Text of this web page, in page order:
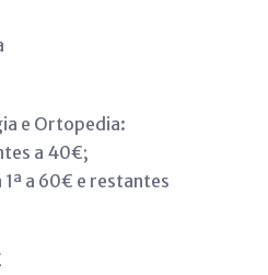
e Ortopedia:
a 40€;
a 60€ e restantes